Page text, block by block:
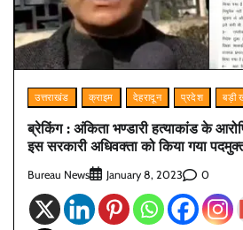
उत्तराखंड क्राइम देहरादून प्रदेश बड़ी
ब्रेकिंग : अंकिता भण्डारी हत्याकांड के
इस सरकारी अधिवक्ता को किया गया
Bureau News January 8, 2023 0